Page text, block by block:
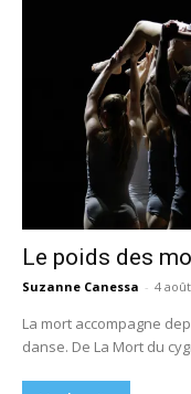
Le poids des
Suzanne Canessa - 4
La mort accompagne
danse. De La Mort du